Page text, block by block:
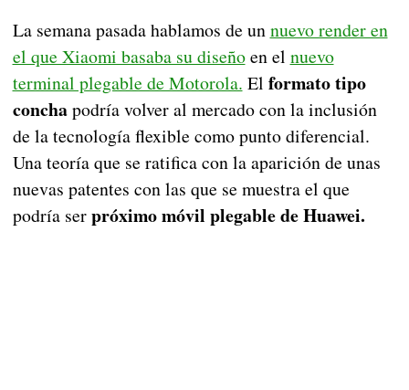
La semana pasada hablamos de unnuevo render en
el que Xiaomi basaba su diseñoen el nuevo
terminal plegable de Motorola. El formato tipo
conchapodría volver al mercado con la inclusión
de la tecnología flexible como punto diferencial.
Una teoría que se ratifica con la aparición de unas
nuevas patentes con las que se muestra el que
podría serpróximo móvil plegable de Huawei.